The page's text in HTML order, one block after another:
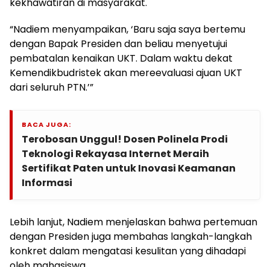
“Nadiem menyampaikan, ‘Baru saja saya bertemu
dengan Bapak Presiden dan beliau menyetujui
pembatalan kenaikan UKT. Dalam waktu dekat
Kemendikbudristek akan mereevaluasi ajuan UKT
dari seluruh PTN.’”
BACA JUGA:
Terobosan Unggul! Dosen Polinela Prodi
Teknologi Rekayasa Internet Meraih
Sertifikat Paten untuk Inovasi Keamanan
Informasi
Lebih lanjut, Nadiem menjelaskan bahwa pertemuan
dengan Presiden juga membahas langkah-langkah
konkret dalam mengatasi kesulitan yang dihadapi